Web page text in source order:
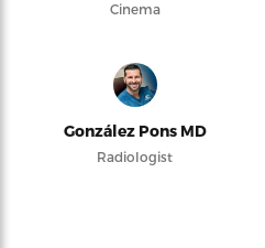
Cinema
González Pons MD
Radiologist